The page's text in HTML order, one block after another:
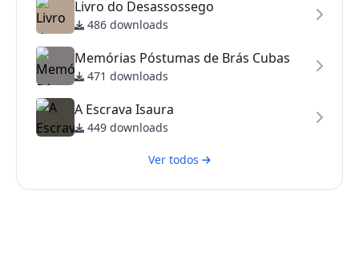
Livro do Desassossego
486 downloads
Memórias Póstumas de Brás Cubas
471 downloads
A Escrava Isaura
449 downloads
Ver todos